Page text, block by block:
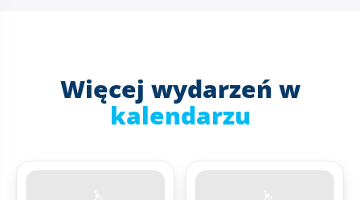
Więcej wydarzeń w
kalendarzu